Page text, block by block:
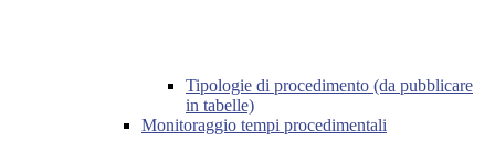
Tipologie di procedimento (da pubblicare
in tabelle)
Monitoraggio tempi procedimentali